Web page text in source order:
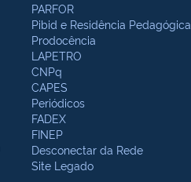
PARFOR
Pibid e Residência Pedagógica
Prodocência
LAPETRO
CNPq
CAPES
Periódicos
FADEX
FINEP
Desconectar da Rede
Site Legado